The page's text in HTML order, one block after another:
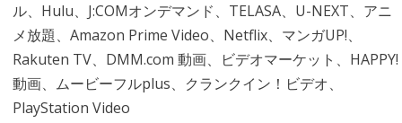
ル、Hulu、J:COMオンデマンド、TELASA、U-NEXT、アニ
メ放題、Amazon Prime Video、Netflix、マンガUP!、
Rakuten TV、DMM.com 動画、ビデオマーケット、HAPPY!
動画、ムービーフルplus、クランクイン！ビデオ、
PlayStation Video